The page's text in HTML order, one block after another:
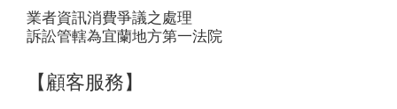
業者資訊消費爭議之處理
訴訟管轄為宜蘭地方第一法院
【顧客服務】